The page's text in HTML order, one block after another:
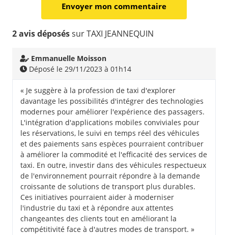
2 avis déposéssur TAXI JEANNEQUIN
Emmanuelle Moisson
Déposé le 29/11/2023 à 01h14
« Je suggère à la profession de taxi d'explorer
davantage les possibilités d'intégrer des technologies
modernes pour améliorer l'expérience des passagers.
L'intégration d'applications mobiles conviviales pour
les réservations, le suivi en temps réel des véhicules
et des paiements sans espèces pourraient contribuer
à améliorer la commodité et l'efficacité des services de
taxi. En outre, investir dans des véhicules respectueux
de l'environnement pourrait répondre à la demande
croissante de solutions de transport plus durables.
Ces initiatives pourraient aider à moderniser
l'industrie du taxi et à répondre aux attentes
changeantes des clients tout en améliorant la
compétitivité face à d'autres modes de transport. »